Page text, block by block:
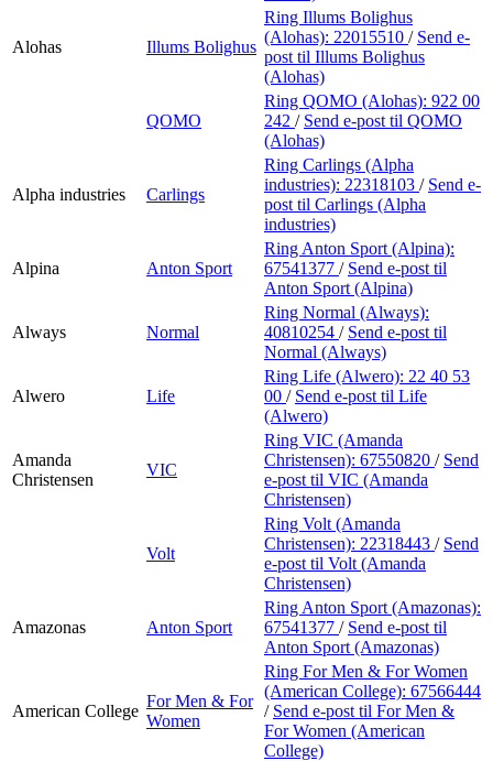
Alohas Illums Bolighus
Ring Illums Bolighus
(Alohas): 22015510 / Send e-
post til Illums Bolighus
(Alohas)
QOMO
Ring QOMO (Alohas): 922 00
242 / Send e-post til QOMO
(Alohas)
Alpha industries Carlings
Ring Carlings (Alpha
industries): 22318103 / Send e-
post til Carlings (Alpha
industries)
Alpina Anton Sport
Ring Anton Sport (Alpina):
67541377 / Send e-post til
Anton Sport (Alpina)
Always Normal
Ring Normal (Always):
40810254 / Send e-post til
Normal (Always)
Alwero Life
Ring Life (Alwero): 22 40 53
00 / Send e-post til Life
(Alwero)
Amanda
Christensen
VIC
Ring VIC (Amanda
Christensen): 67550820 / Send
e-post til VIC (Amanda
Christensen)
Volt
Ring Volt (Amanda
Christensen): 22318443 / Send
e-post til Volt (Amanda
Christensen)
Amazonas Anton Sport
Ring Anton Sport (Amazonas):
67541377 / Send e-post til
Anton Sport (Amazonas)
American College
For Men & For
Women
Ring For Men & For Women
(American College): 67566444
/ Send e-post til For Men &
For Women (American
College)